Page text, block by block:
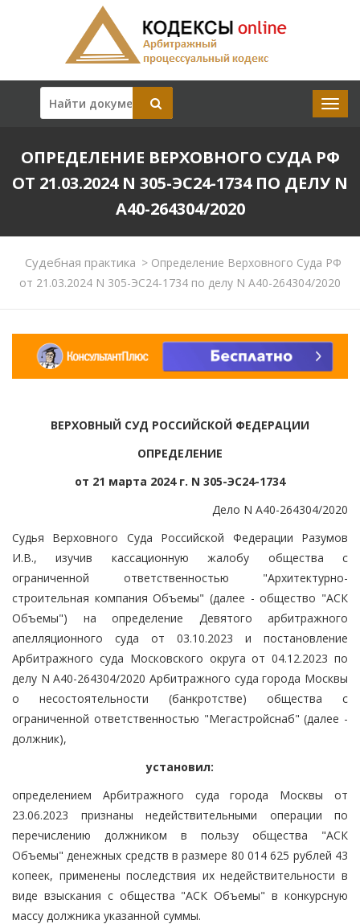
ОПРЕДЕЛЕНИЕ ВЕРХОВНОГО СУДА РФ
ОТ 21.03.2024 N 305-ЭС24-1734 ПО ДЕЛУ N
А40-264304/2020
Судебная практика >Определение Верховного Суда РФ
от 21.03.2024 N 305-ЭС24-1734 по делу N А40-264304/2020
ВЕРХОВНЫЙ СУД РОССИЙСКОЙ ФЕДЕРАЦИИ
ОПРЕДЕЛЕНИЕ
от 21 марта 2024 г. N 305-ЭС24-1734
Дело N А40-264304/2020
Судья Верховного Суда Российской Федерации Разумов
И.В., изучив кассационную жалобу общества с
ограниченной ответственностью "Архитектурно-
строительная компания Объемы" (далее - общество "АСК
Объемы") на определение Девятого арбитражного
апелляционного суда от 03.10.2023 и постановление
Арбитражного суда Московского округа от 04.12.2023 по
делу N А40-264304/2020 Арбитражного суда города Москвы
о несостоятельности (банкротстве) общества с
ограниченной ответственностью "Мегастройснаб" (далее -
должник),
установил:
определением Арбитражного суда города Москвы от
23.06.2023 признаны недействительными операции по
перечислению должником в пользу общества "АСК
Объемы" денежных средств в размере 80 014 625 рублей 43
копеек, применены последствия их недействительности в
виде взыскания с общества "АСК Объемы" в конкурсную
массу должника указанной суммы.